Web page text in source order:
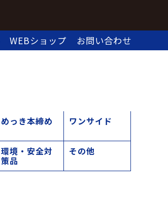
WEBショップ お問い合わせ
めっき本締め ワンサイド
環境・安全対
策品
その他